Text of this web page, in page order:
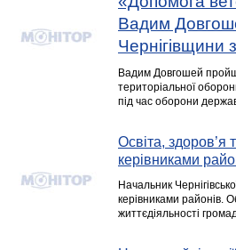
Вадим
Чернігівщини
Вадим Довгошей
територіальної
під час оборони
Освіта,
керівниками
Начальник
керівниками районів.
життєдіяльності